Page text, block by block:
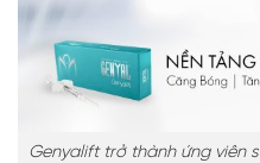
Genyalift trở thành ứng viên